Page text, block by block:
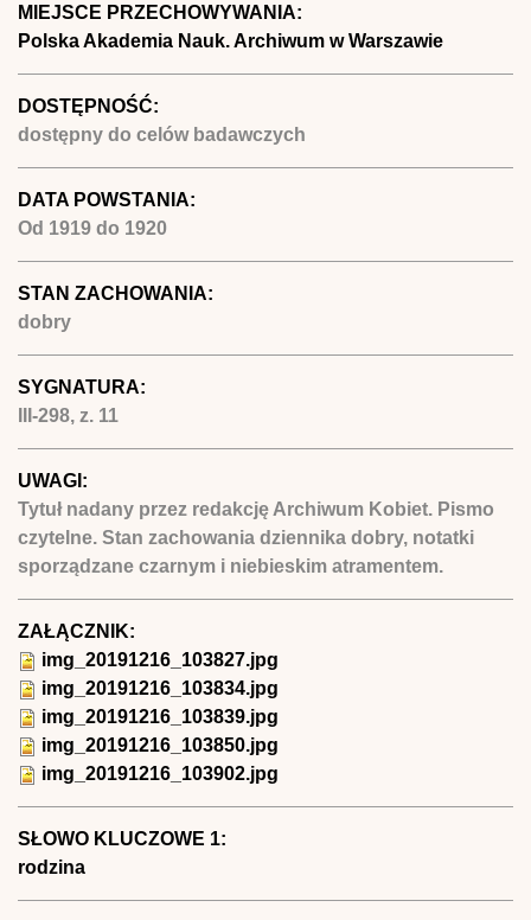
MIEJSCE PRZECHOWYWANIA:
Polska Akademia Nauk. Archiwum w Warszawie
DOSTĘPNOŚĆ:
dostępny do celów badawczych
DATA POWSTANIA:
Od 1919 do 1920
STAN ZACHOWANIA:
dobry
SYGNATURA:
III-298, z. 11
UWAGI:
Tytuł nadany przez redakcję Archiwum Kobiet. Pismo
czytelne. Stan zachowania dziennika dobry, notatki
sporządzane czarnym i niebieskim atramentem.
ZAŁĄCZNIK:
img_20191216_103827.jpg
img_20191216_103834.jpg
img_20191216_103839.jpg
img_20191216_103850.jpg
img_20191216_103902.jpg
SŁOWO KLUCZOWE 1:
rodzina